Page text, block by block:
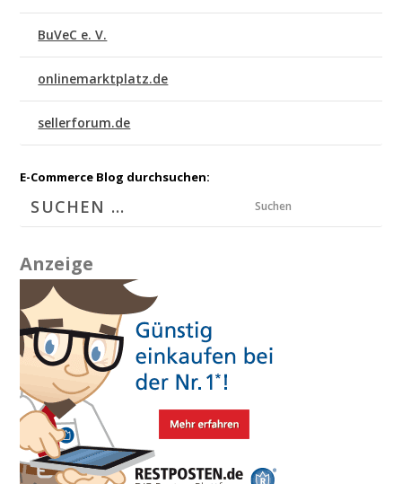
BuVeC e. V.
onlinemarktplatz.de
sellerforum.de
E-Commerce Blog durchsuchen:
Suchen
Anzeige